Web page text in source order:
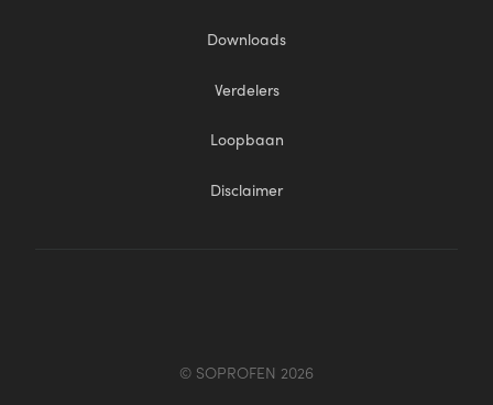
Downloads
Verdelers
Loopbaan
Disclaimer
© SOPROFEN 2026